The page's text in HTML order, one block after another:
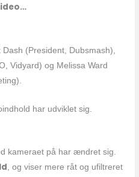
(President, Dubsmash),
Vidyard) og Melissa Ward
har udviklet sig.
kameraet på har ændret sig.
, og viser mere råt og ufiltreret